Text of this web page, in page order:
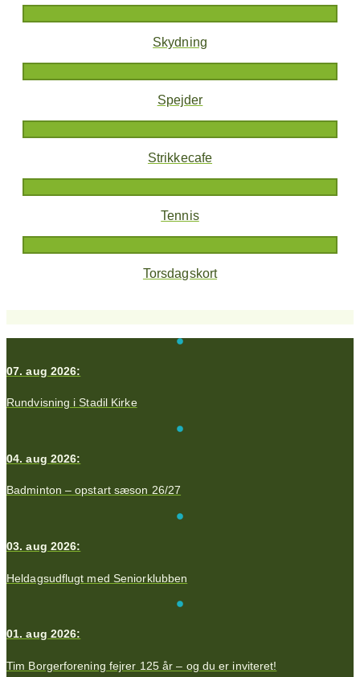
Skydning
Spejder
Strikkecafe
Tennis
Torsdagskort
07. aug 2026:
Rundvisning i Stadil Kirke
04. aug 2026:
Badminton – opstart sæson 26/27
03. aug 2026:
Heldagsudflugt med Seniorklubben
01. aug 2026:
Tim Borgerforening fejrer 125 år – og du er inviteret!